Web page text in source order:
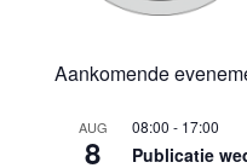
Aankomende
AUG
8
08:00 - 17:00
Publicatie